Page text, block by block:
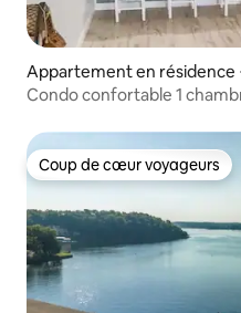
Appartement en résidence
Condo confortable 1
Coup de cœur voyageurs
Coup de cœur voyageurs